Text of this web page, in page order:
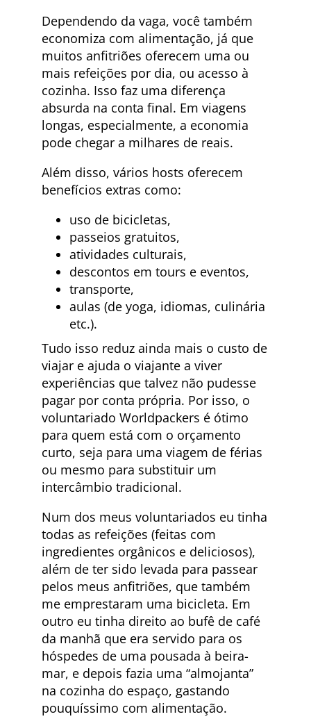
Dependendo da vaga, você também
economiza com alimentação, já que
muitos anfitriões oferecem uma ou
mais refeições por dia, ou acesso à
cozinha. Isso faz uma diferença
absurda na conta final. Em viagens
longas, especialmente, a economia
pode chegar a milhares de reais.
Além disso, vários hosts oferecem
benefícios extras como:
uso de bicicletas,
passeios gratuitos,
atividades culturais,
descontos em tours e eventos,
transporte,
aulas (de yoga, idiomas, culinária
etc.).
Tudo isso reduz ainda mais o custo de
viajar e ajuda o viajante a viver
experiências que talvez não pudesse
pagar por conta própria. Por isso, o
voluntariado Worldpackers é ótimo
para quem está com o orçamento
curto, seja para uma viagem de férias
ou mesmo para substituir um
intercâmbio tradicional.
Num dos meus voluntariados eu tinha
todas as refeições (feitas com
ingredientes orgânicos e deliciosos),
além de ter sido levada para passear
pelos meus anfitriões, que também
me emprestaram uma bicicleta. Em
outro eu tinha direito ao bufê de café
da manhã que era servido para os
hóspedes de uma pousada à beira-
mar, e depois fazia uma “almojanta”
na cozinha do espaço, gastando
pouquíssimo com alimentação.